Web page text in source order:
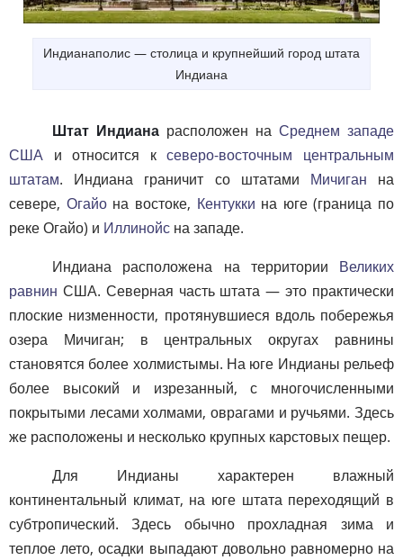
Индианаполис — столица и крупнейший город штата
Индиана
Штат Индиана расположен на Среднем западе
США и относится ксеверо-восточным центральным
штатам. Индиана граничит со штатами Мичиган на
севере, Огайона востоке, Кентукки на юге (граница по
реке Огайо) и Иллинойс на западе.
Индиана расположена на территории Великих
равнин США. Северная часть штата — это практически
плоские низменности, протянувшиеся вдоль побережья
озера Мичиган; в центральных округах равнины
становятся более холмистымы. На юге Индианы рельеф
более высокий и изрезанный, с многочисленными
покрытыми лесами холмами, оврагами и ручьями. Здесь
же расположены и несколько крупных карстовых пещер.
Для Индианы характерен влажный
континентальный климат, на юге штата переходящий в
субтропический. Здесь обычно прохладная зима и
теплое лето, осадки выпадают довольно равномерно на